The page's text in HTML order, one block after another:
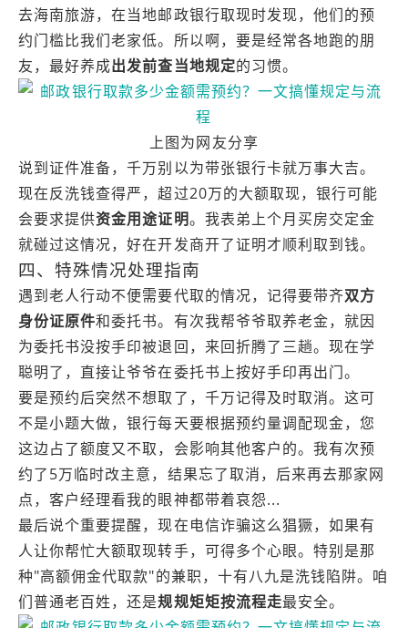
去海南旅游，在当地邮政银行取现时发现，他们的预
约门槛比我们老家低。所以啊，要是经常各地跑的朋
友，最好养成出发前查当地规定的习惯。
上图为网友分享
说到证件准备，千万别以为带张银行卡就万事大吉。
现在反洗钱查得严，超过20万的大额取现，银行可能
会要求提供资金用途证明。我表弟上个月买房交定金
就碰过这情况，好在开发商开了证明才顺利取到钱。
四、特殊情况处理指南
遇到老人行动不便需要代取的情况，记得要带齐双方
身份证原件和委托书。有次我帮爷爷取养老金，就因
为委托书没按手印被退回，来回折腾了三趟。现在学
聪明了，直接让爷爷在委托书上按好手印再出门。
要是预约后突然不想取了，千万记得及时取消。这可
不是小题大做，银行每天要根据预约量调配现金，您
这边占了额度又不取，会影响其他客户的。我有次预
约了5万临时改主意，结果忘了取消，后来再去那家网
点，客户经理看我的眼神都带着哀怨...
最后说个重要提醒，现在电信诈骗这么猖獗，如果有
人让你帮忙大额取现转手，可得多个心眼。特别是那
种"高额佣金代取款"的兼职，十有八九是洗钱陷阱。咱
们普通老百姓，还是规规矩矩按流程走最安全。